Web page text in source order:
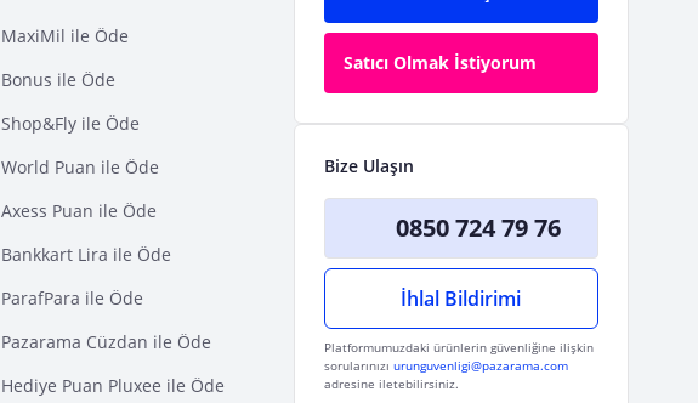
MaxiMil ile Öde
Bonus ile Öde
Shop&Fly ile Öde
World Puan ile Öde
Axess Puan ile Öde
Bankkart Lira ile Öde
ParafPara ile Öde
Pazarama Cüzdan ile Öde
Hediye Puan Pluxee ile Öde
Satıcı Olmak İstiyorum
Bize Ulaşın
0850 724 79 76
İhlal Bildirimi
Platformumuzdaki ürünlerin güvenliğine ilişkin
sorularınızı urunguvenligi@pazarama.com
adresine iletebilirsiniz.